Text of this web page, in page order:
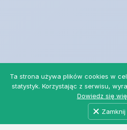
Ta strona używa plików cookies w
statystyk. Korzystając z serwisu,
Dowiedz się
Zamknij